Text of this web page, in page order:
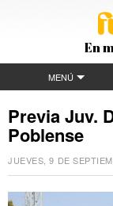
En
MENÚ
Previa Juv.
Poblense
JUEVES, 9 DE